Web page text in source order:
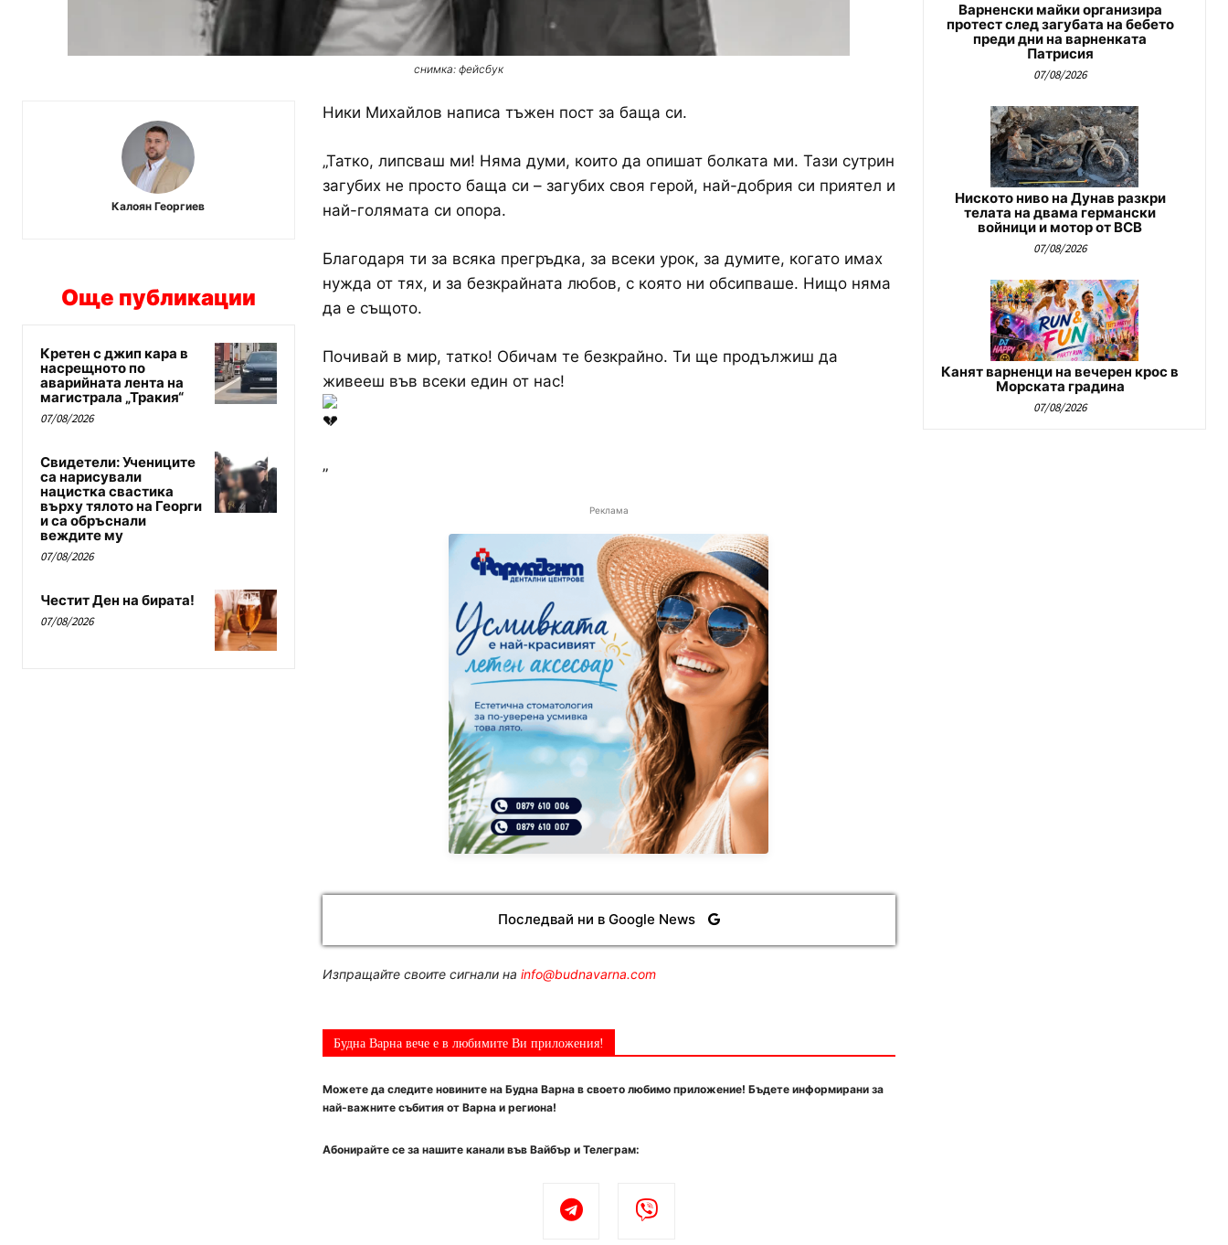
снимка: фейсбук
Калоян Георгиев
Още публикации
Кретен с джип кара в
насрещното по
аварийната лента на
магистрала „Тракия“
07/08/2026
Свидетели: Учениците
са нарисували
нацистка свастика
върху тялото на Георги
и са обръснали
веждите му
07/08/2026
Честит Ден на бирата!
07/08/2026
Ники Михайлов написа тъжен пост за баща си.
„Татко, липсваш ми! Няма думи, които да опишат болката ми. Тази сутрин
загубих не просто баща си – загубих своя герой, най-добрия си приятел и
най-голямата си опора.
​Благодаря ти за всяка прегръдка, за всеки урок, за думите, когато имах
нужда от тях, и за безкрайната любов, с която ни обсипваше. Нищо няма
да е същото.
​Почивай в мир, татко! Обичам те безкрайно. Ти ще продължиш да
живееш във всеки един от нас!
„
Реклама
Последвай ни в Google News
Изпращайте своите сигнали на info@budnavarna.com
Будна Варна вече е в любимите Ви приложения!
Можете да следите новините на Будна Варна в своето любимо приложение! Бъдете информирани за
най-важните събития от Варна и региона!
Абонирайте се за нашите канали във Вайбър и Телеграм:
Варненски майки организира
протест след загубата на бебето
преди дни на варненката
Патрисия
07/08/2026
Ниското ниво на Дунав разкри
телата на двама германски
войници и мотор от ВСВ
07/08/2026
Канят варненци на вечерен крос в
Морската градина
07/08/2026